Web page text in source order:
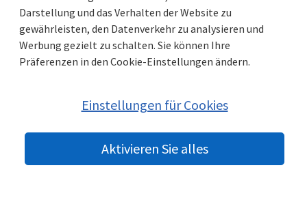
Gesamtfläche
220 m² Gemeindeteil
Labin
© 2022 beste-immobilien-kroatien.at | Partner:Immobilien Kroatien
Darstellung und das Verhalten der Website zu
gewährleisten, den Datenverkehr zu analysieren und
Werbung gezielt zu schalten. Sie können Ihre
Präferenzen in den Cookie-Einstellungen ändern.
Einstellungen für Cookies
Aktivieren Sie alles